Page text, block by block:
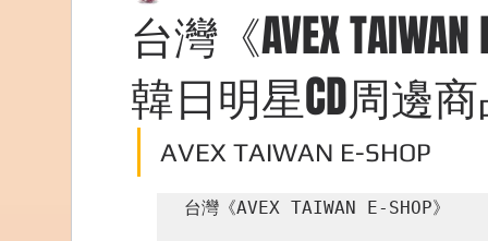
美食團購 購物 台灣代購網站
台灣《AVEX
韓日明星CD周邊
AVEX TAIWAN E-SHOP
台灣《AVEX TAIWAN E-SHOP》